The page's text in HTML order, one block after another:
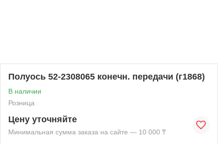
Полуось 52-2308065 конечн. передачи (г1868)
В наличии
Розница
Цену уточняйте
Минимальная сумма заказа на сайте — 10 000 ₸